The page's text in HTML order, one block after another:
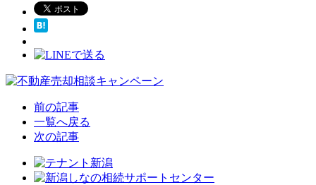
前の記事
一覧へ戻る
次の記事